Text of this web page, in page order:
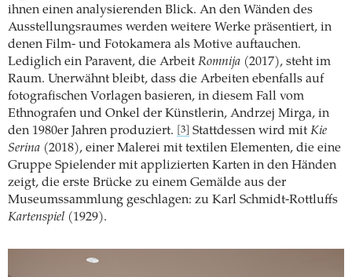
ihnen einen analysierenden Blick. An den Wänden des
Ausstellungsraumes werden weitere Werke präsentiert, in
denen Film- und Fotokamera als Motive auftauchen.
Lediglich ein Paravent, die Arbeit Romnija (2017), steht im
Raum. Unerwähnt bleibt, dass die Arbeiten ebenfalls auf
fotografischen Vorlagen basieren, in diesem Fall vom
Ethnografen und Onkel der Künstlerin, Andrzej Mirga, in
den 1980er Jahren produziert.
[3] Stattdessen wird mit Kie
Serina (2018), einer Malerei mit textilen Elementen, die eine
Gruppe Spielender mit applizierten Karten in den Händen
zeigt, die erste Brücke zu einem Gemälde aus der
Museumssammlung geschlagen: zu Karl Schmidt-Rottluffs
Kartenspiel (1929).